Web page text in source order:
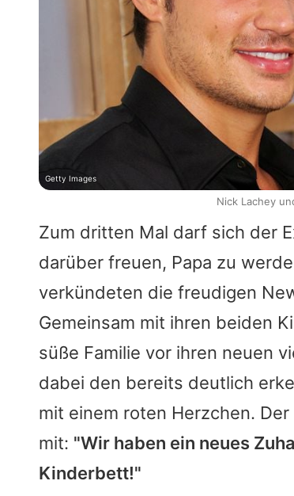
Zum dritten Mal darf sich der
darüber freuen, Papa zu
verkündeten die freudigen
Gemeinsam mit ihren beiden
süße Familie vor ihren neuen
dabei den bereits deutlich
mit einem roten Herzchen.
mit: "Wir haben ein neues
Kinderbett!"
Getty Images
Nick Lachey